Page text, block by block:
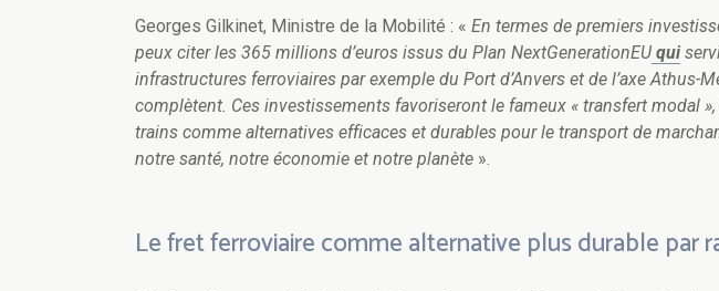
Georges Gilkinet, Ministre de la Mobilité : « En termes de premiers
peux citer les 365 millions d’euros issus du Plan NextGenerationEU qui
infrastructures ferroviaires par exemple du Port d’Anvers et de l’axe Athus-
complètent. Ces investissements favoriseront le fameux « transfert modal
trains comme alternatives efficaces et durables pour le transport de
notre santé, notre économie et notre planète ».
Le fret ferroviaire comme alternative plus durable par